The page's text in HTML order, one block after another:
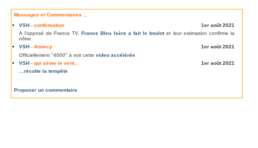
Messages et Commentaires ...
1er août 2021
VSH-confirmation
A l’opposé de France TV,France Bleu Isère a fait le boulotet leur estimation confirme la
nôtre.
1er août 2021
VSH-Annecy
Officiellement "4000" à voir cettevideo accélérée
1er août 2021
VSH-qui sème le vent…
…récolte la tempête
Proposer un commentaire